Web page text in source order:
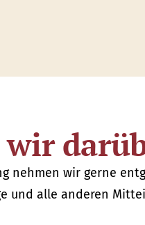
wir
nehmen wir gerne
und alle anderen